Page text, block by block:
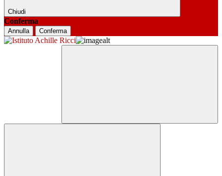
Chiudi
Conferma
Annulla Conferma